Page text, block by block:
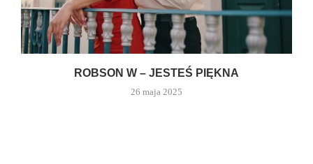
ROBSON W – JESTEŚ PIĘKNA
26 maja 2025